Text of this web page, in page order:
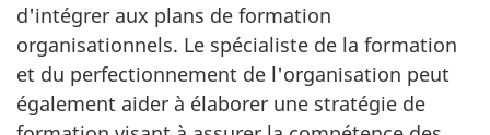
d'intégrer aux plans de formation
organisationnels. Le spécialiste de la formation
et du perfectionnement de l'organisation peut
également aider à élaborer une stratégie de